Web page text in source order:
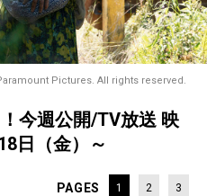
Pictures. All rights reserved.
！今週公開/TV放送 映
日（金）～
PAGES 1 2 3